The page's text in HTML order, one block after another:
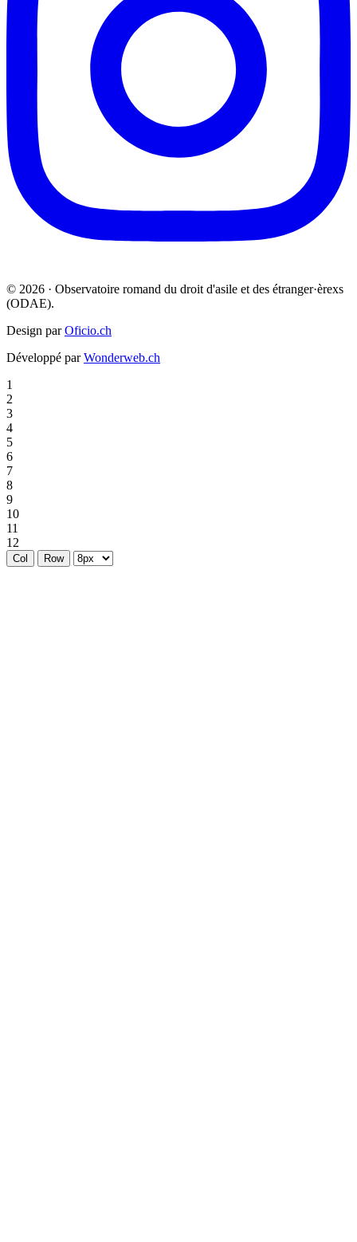
© 2026 · Observatoire romand du droit d'asile et des étranger·èrexs
(ODAE).
Design parOficio.ch
Développé parWonderweb.ch
1
2
3
4
5
6
7
8
9
10
11
12
Col Row